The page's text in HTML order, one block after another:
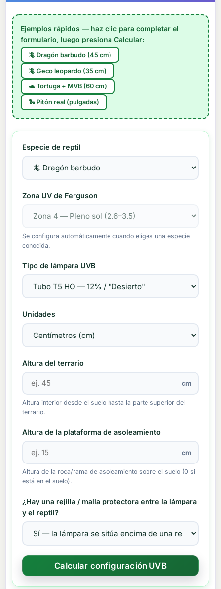
Ejemplos rápidos — haz clic para completar el
formulario, luego presiona Calcular:
🦎 Dragón barbudo (45 cm)
🦎 Geco leopardo (35 cm)
🐢 Tortuga + MVB (60 cm)
🐍 Pitón real (pulgadas)
Especie de reptil
Zona UV de Ferguson
Se configura automáticamente cuando eliges una especie
conocida.
Tipo de lámpara UVB
Unidades
Altura del terrario
cm
Altura interior desde el suelo hasta la parte superior del
terrario.
Altura de la plataforma de asoleamiento
cm
Altura de la roca/rama de asoleamiento sobre el suelo (0 si
está en el suelo).
¿Hay una rejilla / malla protectora entre la lámpara
y el reptil?